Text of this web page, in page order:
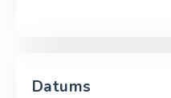
Datums